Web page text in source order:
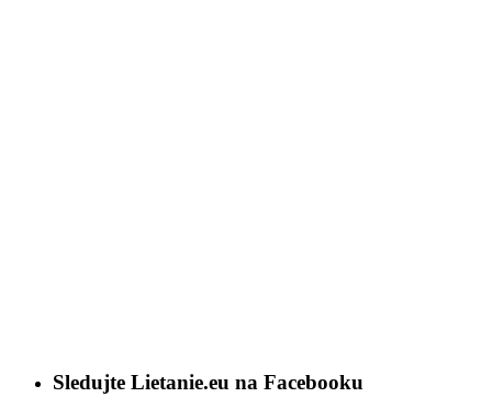
Sledujte Lietanie.eu na Facebooku